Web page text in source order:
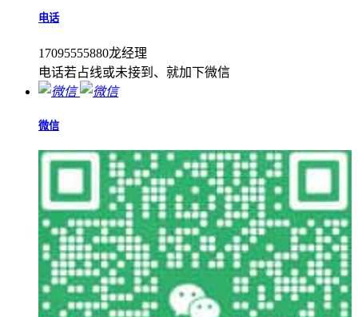
电话
17095555880龙经理
电话若占线或未接到、就加下微信
微信